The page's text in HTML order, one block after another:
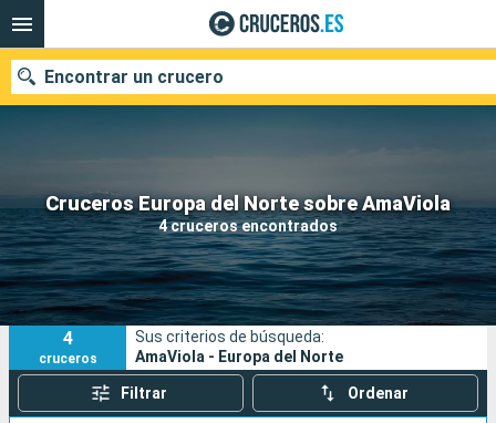
Cruceros Europa del Norte sobre AmaViola
4 cruceros encontrados
Encontrar un crucero
Nuestros destinos
Fecha de salida
Puertos Compañías
Buscar
4
cruceros
Sus criterios de búsqueda:
AmaViola - Europa del Norte
Filtrar Ordenar